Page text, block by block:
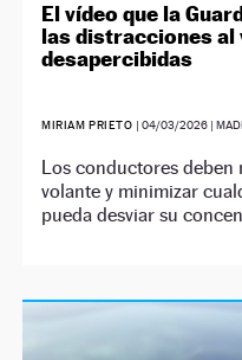
El vídeo que la
las distracciones al
desapercibidas
MIRIAM PRIETO | 04/03/2026|
Los conductores deben
volante y minimizar
pueda desviar su